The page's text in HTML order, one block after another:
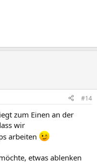
#14
zum Einen an der
wir
arbeiten
etwas ablenken